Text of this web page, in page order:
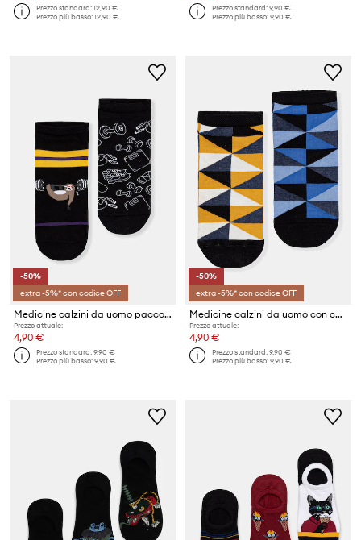
Prezzo standard:12,90 €
Prezzo più basso:12,90 €
Prezzo standard:9,90 €
Prezzo più basso:9,90 €
-50%
extra -5%* con codice OFF
Medicine calzini da uomo pacco da 2
Prezzo attuale:
4,90 €
Prezzo standard:9,90 €
Prezzo più basso:9,90 €
-50%
extra -5%* con codice OFF
Medicine calzini da uomo con cotone pacco da 2
Prezzo attuale:
4,90 €
Prezzo standard:9,90 €
Prezzo più basso:9,90 €